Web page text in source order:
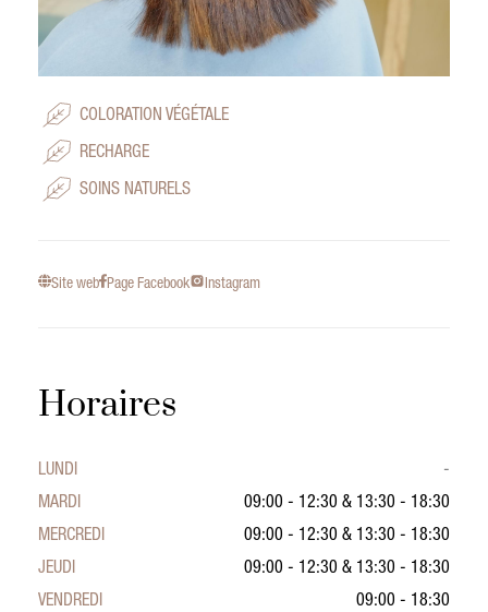
COLORATION VÉGÉTALE
RECHARGE
SOINS NATURELS
Site web Page Facebook Instagram
Horaires
LUNDI
-
MARDI
09:00 - 12:30 & 13:30 - 18:30
MERCREDI
09:00 - 12:30 & 13:30 - 18:30
JEUDI
09:00 - 12:30 & 13:30 - 18:30
VENDREDI
09:00 - 18:30